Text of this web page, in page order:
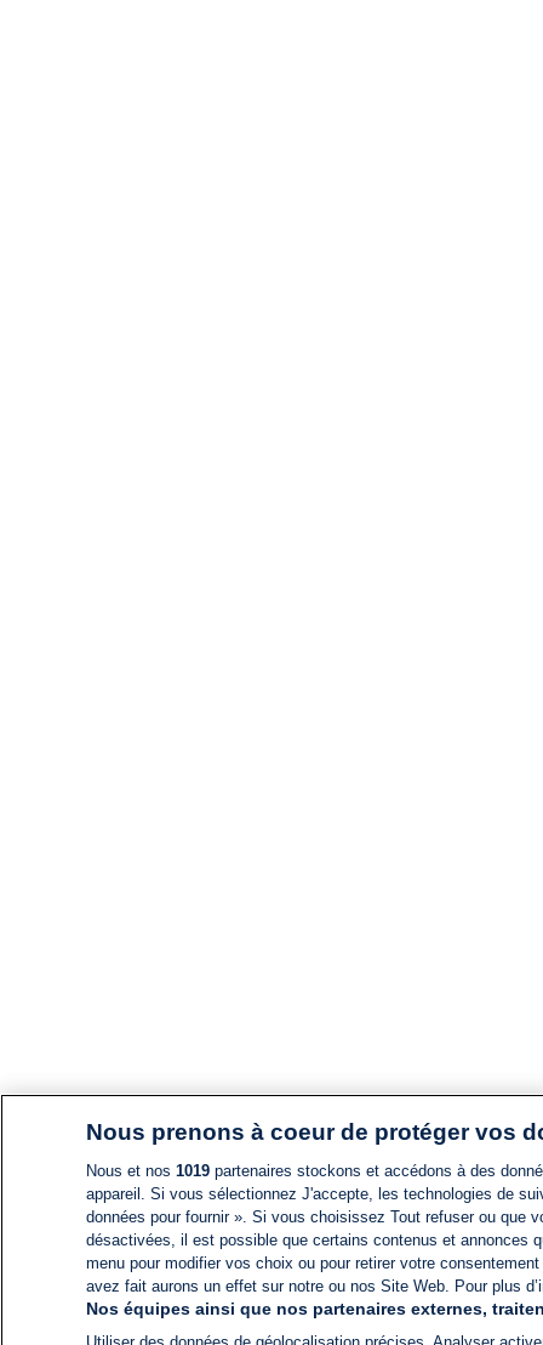
Nous prenons à coeur de protéger vos
Nous et nos 1019partenaires stockons et accédons à des
appareil. Si vous sélectionnez J'accepte, les technologies de
données pour fournir ». Si vous choisissez Tout refuser ou
désactivées, il est possible que certains contenus et annonces
menu pour modifier vos choix ou pour retirer votre
avez fait aurons un effet sur notre ou nos Site Web. Pour plus
Nos équipes ainsi que nos partenaires externes,